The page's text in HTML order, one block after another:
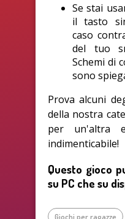
Se stai
il tasto
caso
del tuo
Schemi di
sono
Prova alcuni
della nostra
per un'altra
indimenticabile!
Questo gioco
su PC che su
Giochi per ragazze